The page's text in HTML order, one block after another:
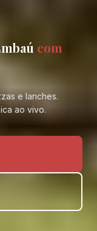
com
e lanches.
ao vivo.